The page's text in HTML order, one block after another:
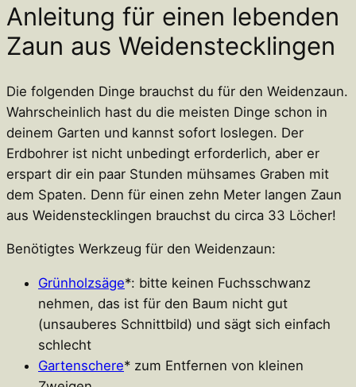
Anleitung für einen lebenden
Zaun aus Weidenstecklingen
Die folgenden Dinge brauchst du für den Weidenzaun.
Wahrscheinlich hast du die meisten Dinge schon in
deinem Garten und kannst sofort loslegen. Der
Erdbohrer ist nicht unbedingt erforderlich, aber er
erspart dir ein paar Stunden mühsames Graben mit
dem Spaten. Denn für einen zehn Meter langen Zaun
aus Weidenstecklingen brauchst du circa 33 Löcher!
Benötigtes Werkzeug für den Weidenzaun:
Grünholzsäge*: bitte keinen Fuchsschwanz
nehmen, das ist für den Baum nicht gut
(unsauberes Schnittbild) und sägt sich einfach
schlecht
Gartenschere* zum Entfernen von kleinen